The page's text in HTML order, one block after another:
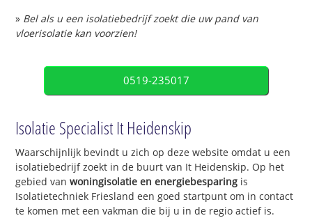
» Bel als u een isolatiebedrijf zoekt die uw pand van
vloerisolatie kan voorzien!
0519-235017
Isolatie Specialist It Heidenskip
Waarschijnlijk bevindt u zich op deze website omdat u een
isolatiebedrijf zoekt in de buurt van It Heidenskip. Op het
gebied vanwoningisolatie en energiebesparing is
Isolatietechniek Friesland een goed startpunt om in contact
te komen met een vakman die bij u in de regio actief is.